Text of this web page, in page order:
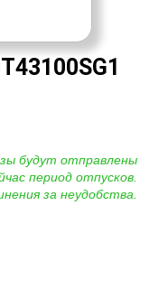
будут отправлены
период отпусков.
за неудобства.